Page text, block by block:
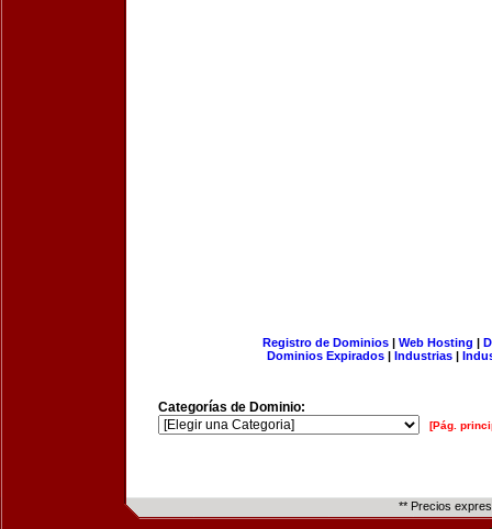
Registro de Dominios| Web Hosting |
Dominios Expirados | Industrias |
Categorías de Dominio:
[Pág.
** Precios